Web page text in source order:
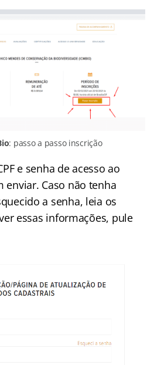
: passo a passo inscrição
e senha de acesso ao
enviar. Caso não tenha
a senha, leia os
essas informações, pule